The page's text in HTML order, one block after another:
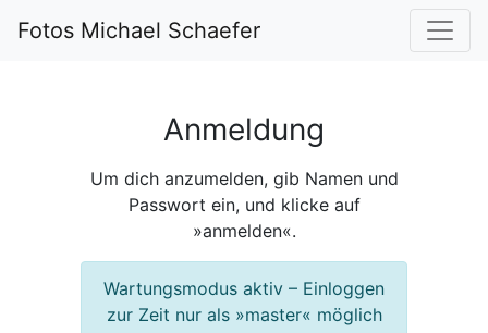
Fotos Michael Schaefer
Anmeldung
Um dich anzumelden, gib Namen und
Passwort ein, und klicke auf
»anmelden«.
Wartungsmodus aktiv – Einloggen
zur Zeit nur als »master« möglich